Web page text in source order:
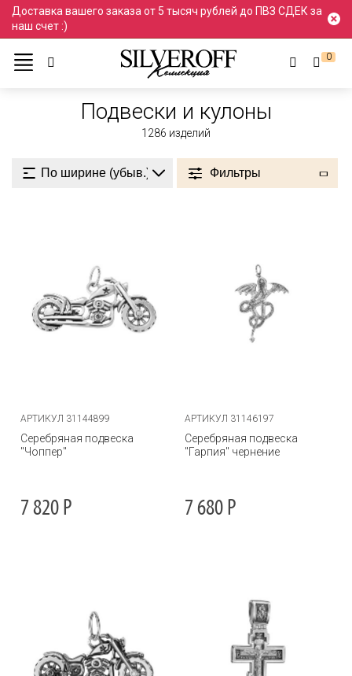
Доставка вашего заказа от 5 тысяч рублей до ПВЗ СДЕК за
наш счет :)
0
Ювелирные украшения
Подвески и кулоны
Подвески и кулоны
1286 изделий
Фильтры
АРТИКУЛ 31144899
Серебряная подвеска
"Чоппер"
7 820 Р
АРТИКУЛ 31146197
Серебряная подвеска
"Гарпия" чернение
7 680 Р